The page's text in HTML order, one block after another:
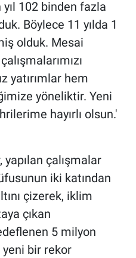
102 binden fazla
Böylece 11 yılda 1
olduk. Mesai
yatırımlar hem
yöneliktir. Yeni
hayırlı olsun.'
çalışmalar
iki katından
çizerek, iklim
çıkan
5 milyon
bir rekor